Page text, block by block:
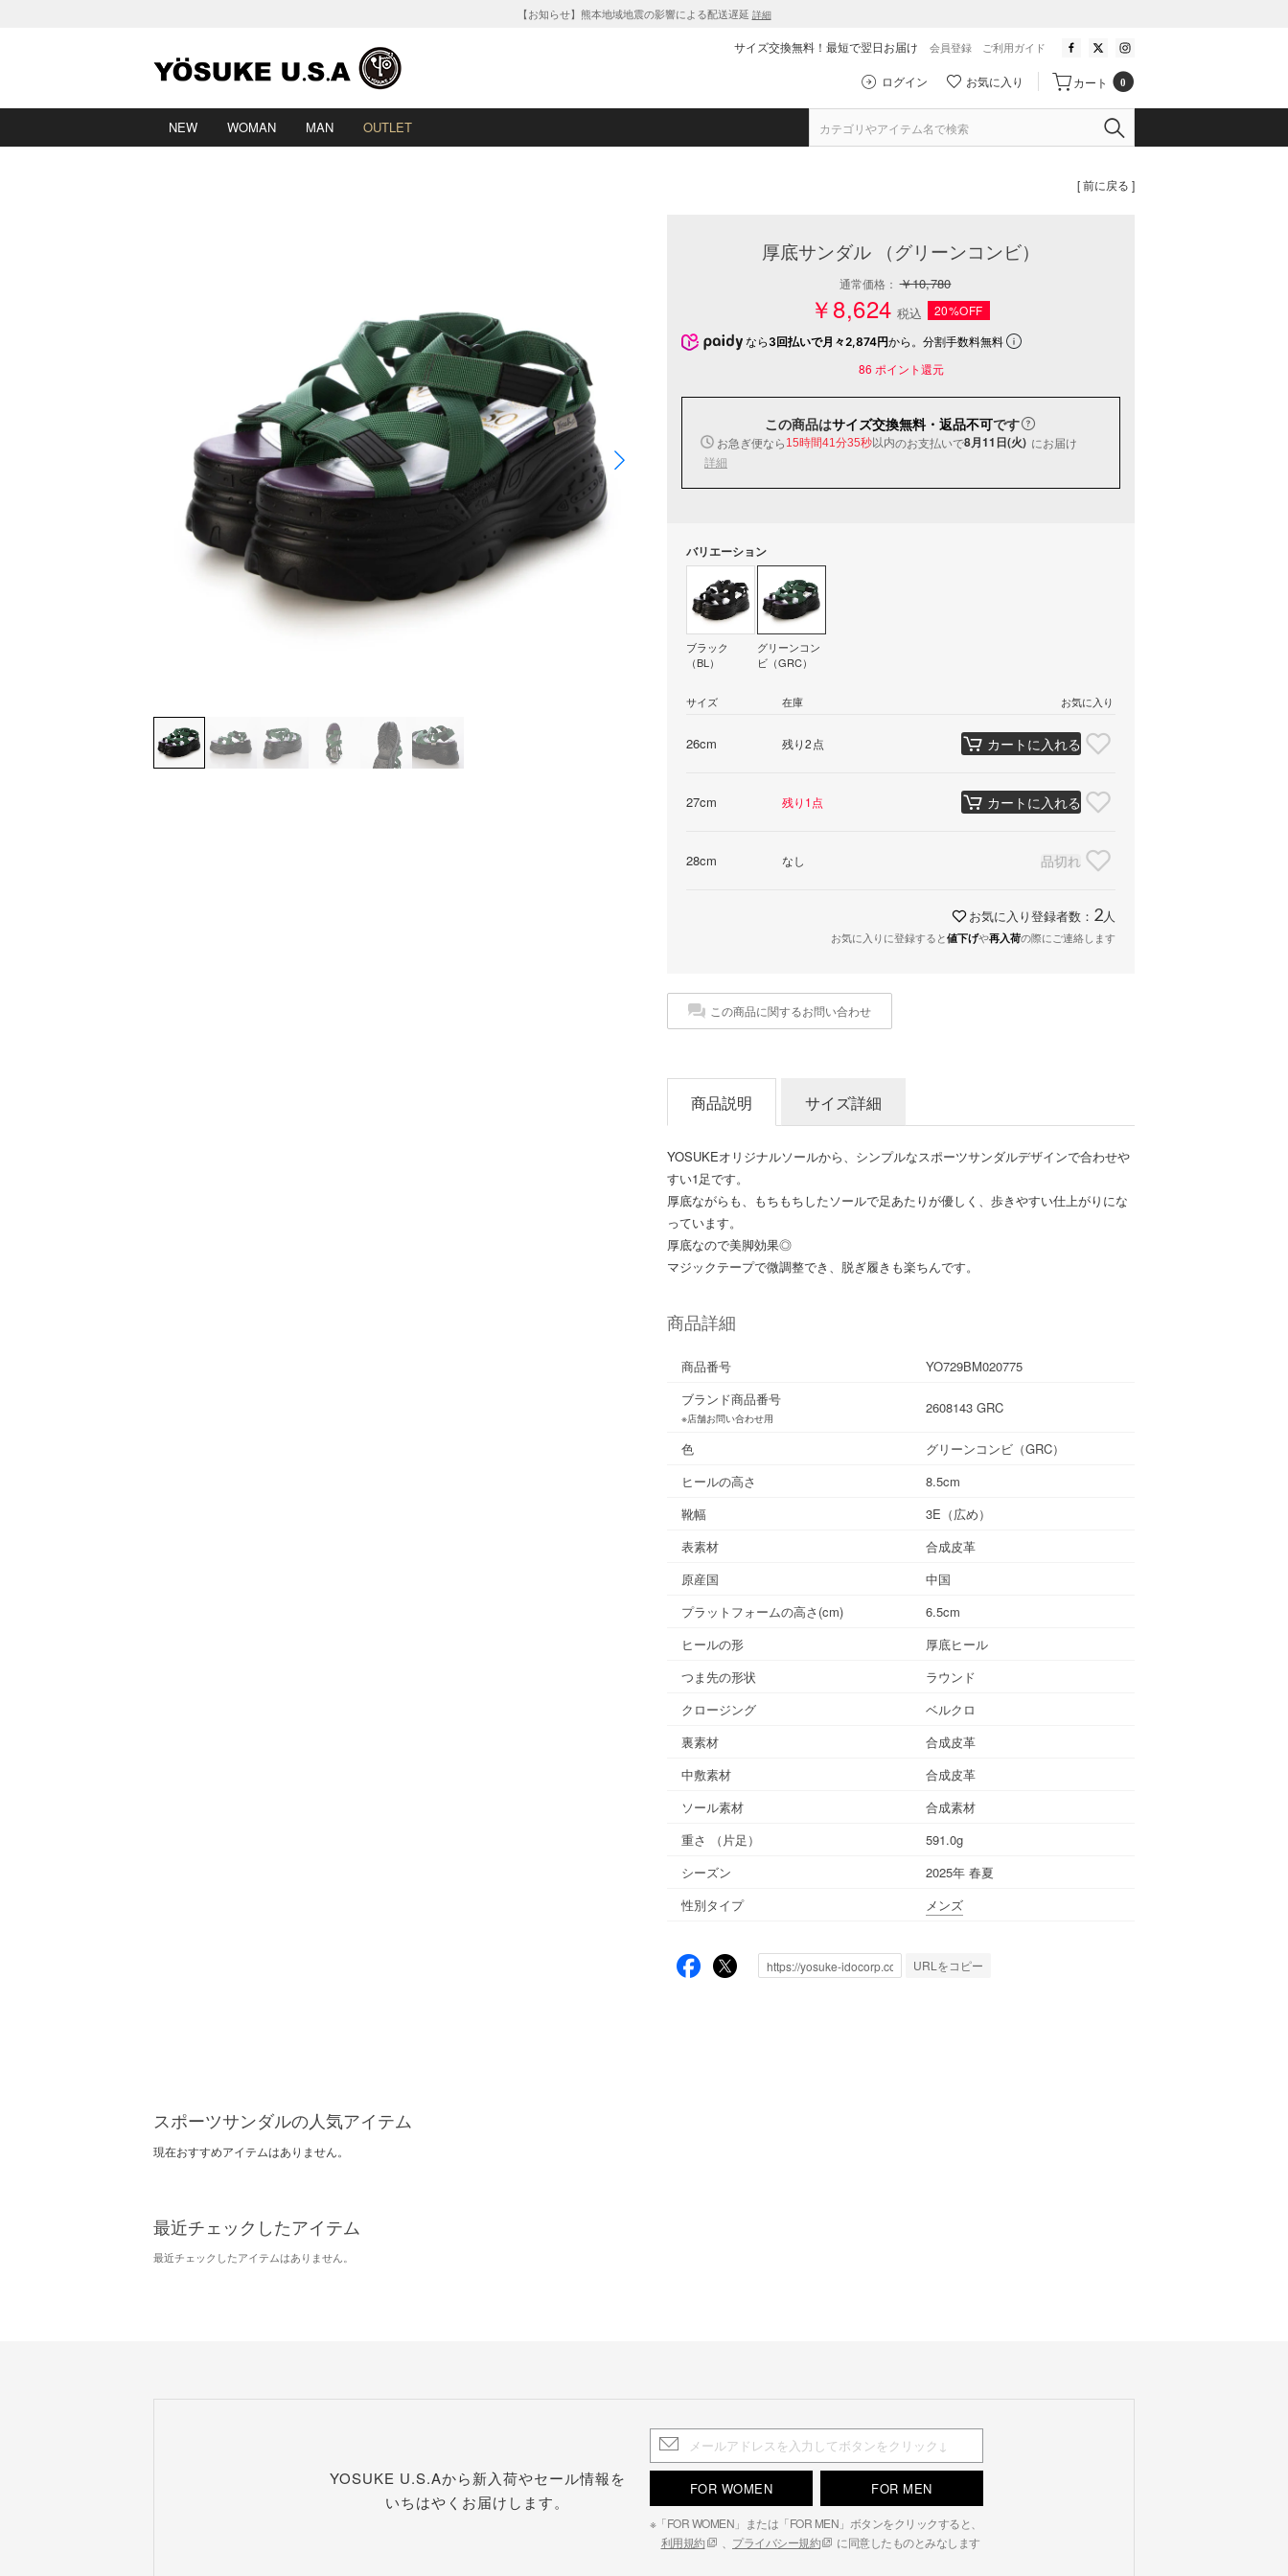
【お知らせ】熊本地域地震の影響による配送遅延 詳細
サイズ交換無料！最短で翌日お届け 会員登録 ご利用ガイド
ログイン お気に入り カート 0
NEW WOMAN MAN OUTLET
[ 前に戻る ]
厚底サンダル （グリーンコンビ）
通常価格：￥10,780
￥8,624 税込 20%OFF
なら 3回払いで月々2,874円から。分割手数料無料
86 ポイント還元
この商品はサイズ交換無料・返品不可です
お急ぎ便なら 15時間41分34秒以内のお支払いで8月11日(火) にお届け
詳細
バリエーション
ブラック
（BL）
グリーンコン
ビ（GRC）
サイズ 在庫 お気に入り
26cm 残り2点 カートに入れる
27cm 残り1点 カートに入れる
28cm なし 品切れ
お気に入り登録者数： 2 人
お気に入りに登録すると値下げや再入荷の際にご連絡します
この商品に関するお問い合わせ
商品説明 サイズ詳細
YOSUKEオリジナルソールから、シンプルなスポーツサンダルデザインで合わせや
すい1足です。
厚底ながらも、もちもちしたソールで足あたりが優しく、歩きやすい仕上がりにな
っています。
厚底なので美脚効果◎
マジックテープで微調整でき、脱ぎ履きも楽ちんです。
商品詳細
商品番号
YO729BM020775
ブランド商品番号
※店舗お問い合わせ用
2608143 GRC
色
グリーンコンビ（GRC）
ヒールの高さ
8.5cm
靴幅
3E（広め）
表素材
合成皮革
原産国
中国
プラットフォームの高さ(cm)
6.5cm
ヒールの形
厚底ヒール
つま先の形状
ラウンド
クロージング
ベルクロ
裏素材
合成皮革
中敷素材
合成皮革
ソール素材
合成素材
重さ
（片足）
591.0g
シーズン
2025年 春夏
性別タイプ
メンズ
URLをコピー
スポーツサンダルの人気アイテム
現在おすすめアイテムはありません。
最近チェックしたアイテム
最近チェックしたアイテムはありません。
YOSUKE U.S.Aから新入荷やセール情報を
いちはやくお届けします。
FOR WOMEN FOR MEN
※「FOR WOMEN」または「FOR MEN」ボタンをクリックすると、
利用規約
プライバシー規約 に同意したものとみなします